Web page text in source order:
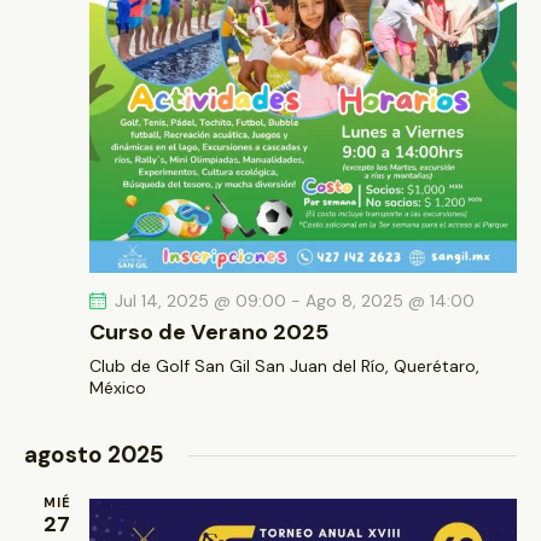
b
ú
s
q
u
e
d
a
y
v
s
d
i
s
t
e
E
v
Jul 14, 2025 @ 09:00 - Ago 8, 2025 @ 14:00
Curso de Verano 2025
Club de Golf San Gil San Juan del Río, Querétaro,
México
agosto 2025
MIÉ
27